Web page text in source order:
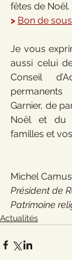
fêtes de Noël.
> Bon de
Je vous
aussi celui
Conseil
Garnier, de
Noël et du
familles et
Michel Camus
Président de
Patrimoine
Actualités